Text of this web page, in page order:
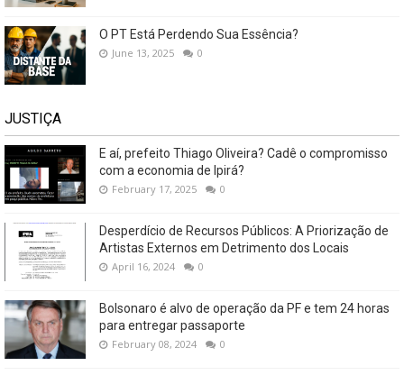
O PT Está Perdendo Sua Essência?
June 13, 2025 0
JUSTIÇA
E aí, prefeito Thiago Oliveira? Cadê o compromisso
com a economia de Ipirá?
February 17, 2025 0
Desperdício de Recursos Públicos: A Priorização de
Artistas Externos em Detrimento dos Locais
April 16, 2024 0
Bolsonaro é alvo de operação da PF e tem 24 horas
para entregar passaporte
February 08, 2024 0